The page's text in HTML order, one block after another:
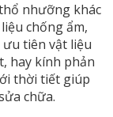
nhưỡng khác
chống ẩm,
ưu tiên vật liệu
hay kính phản
thời tiết giúp
chữa.